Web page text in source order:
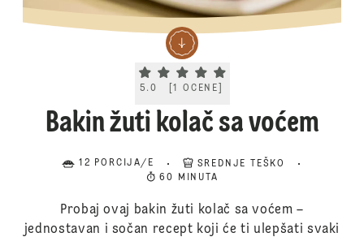
Current rating 5.0. Click to rate.
5.0 [1 OCENE
Bakin žuti kolač sa voćem
12 PORCIJA/E
SREDNJE TEŠKO
60 MINUTA
Probaj ovaj bakin žuti kolač sa voćem –
jednostavan i sočan recept koji će ti ulepšati svaki